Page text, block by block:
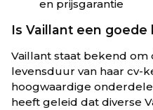
en prijsgarantie
Is Vaillant een goede
Vaillant staat bekend
levensduur van haar cv-
hoogwaardige
heeft geleid dat diverse